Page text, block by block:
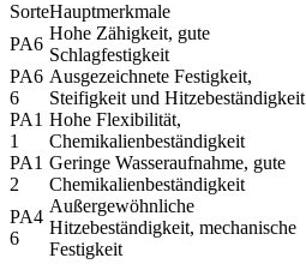
SorteHauptmerkmale
PA6
Hohe Zähigkeit, gute
Schlagfestigkeit
PA6
6
Ausgezeichnete Festigkeit,
Steifigkeit und Hitzebeständigkeit
PA1
1
Hohe Flexibilität,
Chemikalienbeständigkeit
PA1
2
Geringe Wasseraufnahme, gute
Chemikalienbeständigkeit
PA4
6
Außergewöhnliche
Hitzebeständigkeit, mechanische
Festigkeit